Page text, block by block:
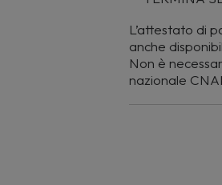
L’attestato di
anche
Non è
nazionale